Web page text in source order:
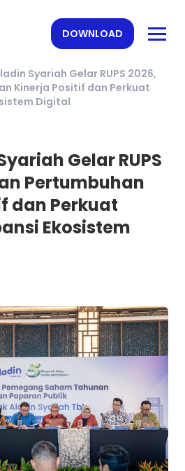
DOWNLOAD
Syariah Gelar RUPS 2026,
Kinerja Positif dan Perkuat
Digital
Gelar RUPS
Pertumbuhan
dan Perkuat
Ekosistem